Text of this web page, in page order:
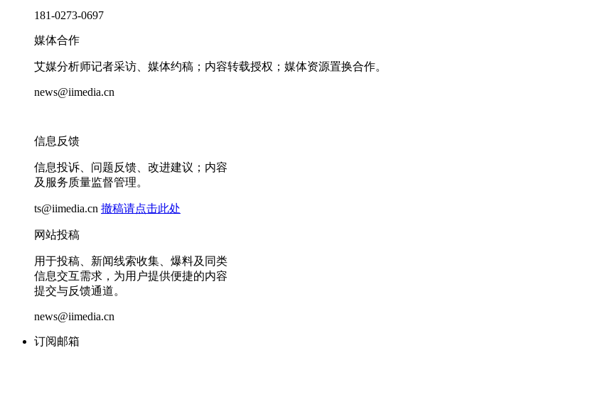
181-0273-0697
媒体合作
艾媒分析师记者采访、媒体约稿；内容转载授权；媒体资源置换合作。
news@iimedia.cn
信息反馈
信息投诉、问题反馈、改进建议；内容
及服务质量监督管理。
ts@iimedia.cn 撤稿请点击此处
网站投稿
用于投稿、新闻线索收集、爆料及同类
信息交互需求，为用户提供便捷的内容
提交与反馈通道。
news@iimedia.cn
订阅邮箱